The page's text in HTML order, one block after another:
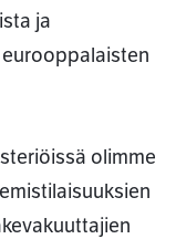
ja
olimme